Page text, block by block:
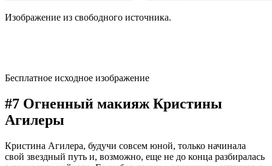
Изображение из свободного источника.
Бесплатное исходное изображение
#7 Огненный макияж Кристины
Агилеры
Кристина Агилера, будучи совсем юной, только начинала
свой звездный путь и, возможно, еще не до конца разбиралась